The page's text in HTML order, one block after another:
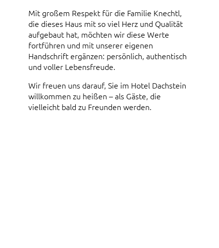
Mit großem Respekt für die Familie Knechtl,
die dieses Haus mit so viel Herz und Qualität
aufgebaut hat, möchten wir diese Werte
fortführen und mit unserer eigenen
Handschrift ergänzen: persönlich, authentisch
und voller Lebensfreude.
Wir freuen uns darauf, Sie im Hotel Dachstein
willkommen zu heißen – als Gäste, die
vielleicht bald zu Freunden werden.